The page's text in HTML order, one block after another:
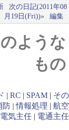
次の日記(2011年08
月19日(Fri))»
編集
ような
もの
| RC | SPAM | その
防 |情報処理 | 航空
電気主任 | 電通主任